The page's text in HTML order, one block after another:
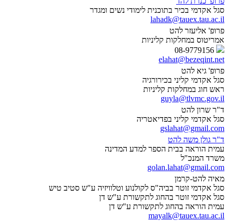
סגל אקדמי בכיר בתוכנית לימודי נשים ומגדר
lahadk@tauex.tau.ac.il
פרופ' אליעזר להט
אמריטוס במחלקות קליניות
elahat@bezeqint.net
פרופ' גיא להט
סגל אקדמי קליני בכירורגיה
ראש חוג במחלקות קליניות
guyla@tlvmc.gov.il
ד"ר שרון להט
סגל אקדמי קליני בפדיאטריה
gslahat@gmail.com
ד"ר גולן משה להט
עמית הוראה בבית הספר למדע המדינה
משרד המנכ"ל
golan.lahat@gmail.com
מאיה להט-קרמן
סגל אקדמי זוטר בביה"ס לקולנוע וטלוויזיה ע"ש סטיב טיש
סגל אקדמי זוטר בהחוג לתקשורת ע"ש דן
עמית הוראה בהחוג לתקשורת ע"ש דן
mayalk@tauex.tau.ac.il